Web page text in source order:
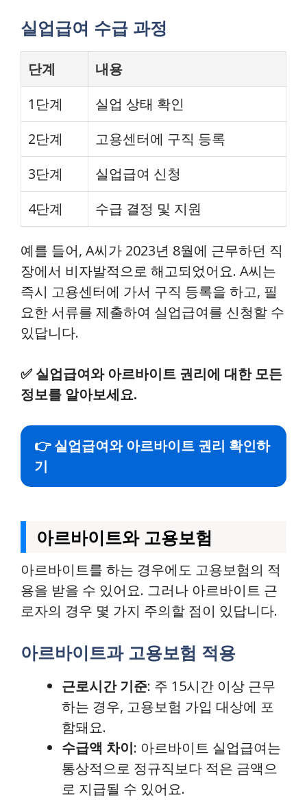
실업급여 수급 과정
단계
내용
1단계
실업 상태 확인
2단계
고용센터에 구직 등록
3단계
실업급여 신청
4단계
수급 결정 및 지원
예를 들어, A씨가 2023년 8월에 근무하던 직
장에서 비자발적으로 해고되었어요. A씨는
즉시 고용센터에 가서 구직 등록을 하고, 필
요한 서류를 제출하여 실업급여를 신청할 수
있답니다.
✅ 실업급여와 아르바이트 권리에 대한 모든
정보를 알아보세요.
👉 실업급여와 아르바이트 권리 확인하
기
아르바이트와 고용보험
아르바이트를 하는 경우에도 고용보험의 적
용을 받을 수 있어요. 그러나 아르바이트 근
로자의 경우 몇 가지 주의할 점이 있답니다.
아르바이트과 고용보험 적용
근로시간 기준: 주 15시간 이상 근무
하는 경우, 고용보험 가입 대상에 포
함돼요.
수급액 차이: 아르바이트 실업급여는
통상적으로 정규직보다 적은 금액으
로 지급될 수 있어요.